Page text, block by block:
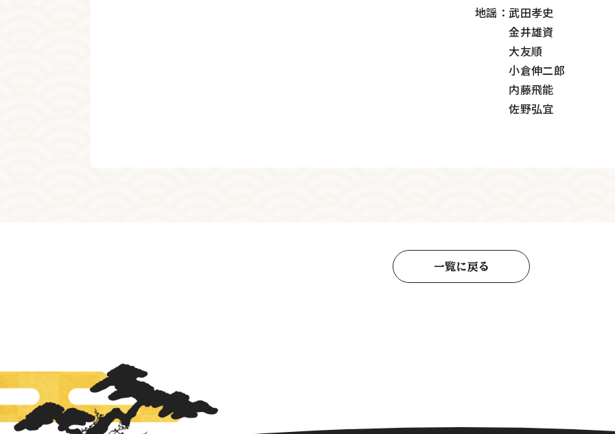
地謡：武田孝史
金井雄資
大友順
小倉伸二郎
内藤飛能
佐野弘宜
一覧に戻る